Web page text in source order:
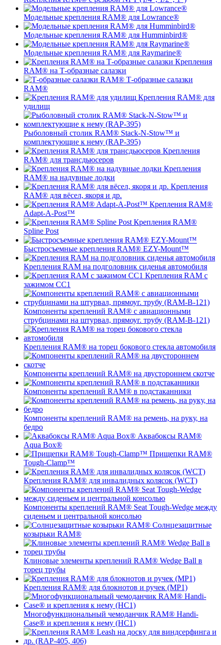
Модельные крепления RAM® для Lowrance®
Модельные крепления RAM® для Humminbird®
Модельные крепления RAM® для Raymarine®
Крепления
RAM® на Т-образные салазки
Т-образные салазки
RAM®
Крепления RAM® для
удилищ
Рыболовный столик RAM® Stack-N-Stow™ и
комплектующие к нему (RAP-395)
Крепления
RAM® для трансдьюсеров
Крепления
RAM® на надувные лодки
Крепления
RAM® для вёсел, якоря и др.
Крепления RAM®
Adapt-A-Post™
Крепления RAM®
Spline Post
Быстросъемные крепления RAM® EZY-Mount™
Крепления RAM на подголовник сиденья автомобиля
Крепления RAM с
зажимом СС1
Компоненты креплений RAM® с авиационными
струбцинами на штурвал, прямоуг. трубу (RAM-B-121)
Крепления RAM® на торец бокового стекла автомобиля
Компоненты креплений RAM® на двустороннем скотче
Компоненты креплений RAM® в подстаканники
Компоненты креплений RAM® на ремень, на руку, на
бедро
Аквабоксы RAM®
Aqua Box®
Прищепки RAM®
Tough-Clamp™
Крепления RAM® для инвалидных колясок (WCT)
Компоненты креплений RAM® Seat Tough-Wedge между
сиденьем и центральной консолью
Солнцезащитные
козырьки RAM®
Клиновые элементы креплений RAM® Wedge Ball в
торец трубы
Крепления RAM® для блокнотов и ручек (MP1)
Многофункциональный чемоданчик RAM® Handi-
Case® и крепления к нему (HC1)